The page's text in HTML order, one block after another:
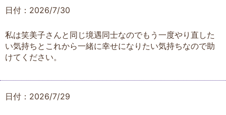
日付：2026/7/30
私は笑美子さんと同じ境遇同士なのでもう一度やり直した
い気持ちとこれから一緒に幸せになりたい気持ちなので助
けてください。
日付：2026/7/29